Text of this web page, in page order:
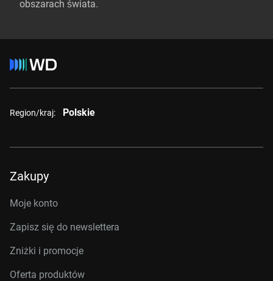
obszarach świata.
Region/kraj: Polskie
Zakupy
Moje konto
Zapisz się do newslettera
Zniżki i promocje
Oferta produktów